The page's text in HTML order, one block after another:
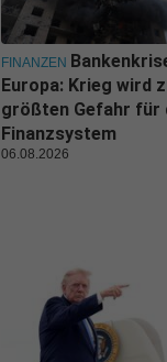
FINANZEN
Europa: Krieg wird
größten Gefahr für
Finanzsystem
06.08.2026